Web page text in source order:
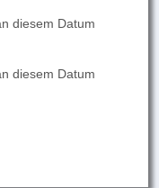
diesem Datum
diesem Datum